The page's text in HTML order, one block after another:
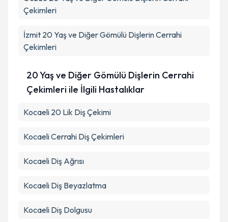
kapsamda işlenmesini kabul ediyorum.
Takvim Talebini Gönder
Çekimleri
İzmit 20 Yaş ve Diğer Gömülü Dişlerin Cerrahi
Çekimleri
20 Yaş ve Diğer Gömülü Dişlerin Cerrahi
Çekimleri ile İlgili Hastalıklar
Kocaeli 20 Lik Diş Çekimi
Kocaeli Cerrahi Diş Çekimleri
Kocaeli Diş Ağrısı
Kocaeli Diş Beyazlatma
Kocaeli Diş Dolgusu